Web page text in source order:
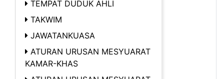
TEMPAT DUDUK AHLI
TAKWIM
JAWATANKUASA
ATURAN URUSAN MESYUARAT
KAMAR-KHAS